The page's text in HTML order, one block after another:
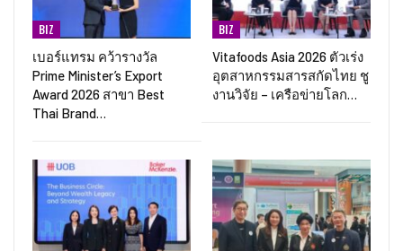
BIZ
เบอร์แทรม คว้ารางวัล
Prime Minister’s Export
Award 2026 สาขา Best
Thai Brand…
BIZ
Vitafoods Asia 2026 ตัวเร่ง
อุตสาหกรรมสารสกัดไทย ชู
งานวิจัย – เครือข่ายโลก…